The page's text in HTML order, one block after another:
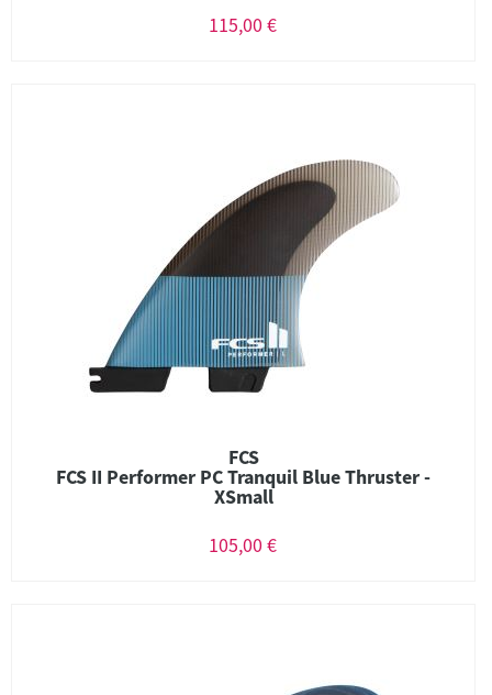
115,00 €
FCS
FCS II Performer PC Tranquil Blue Thruster -
XSmall
105,00 €